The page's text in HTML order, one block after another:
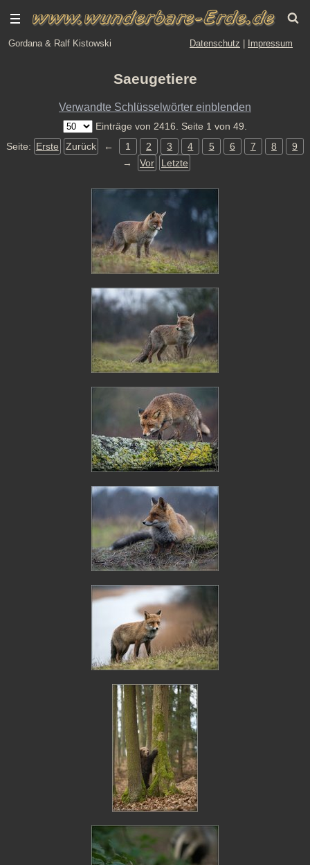
Gordana & Ralf Kistowski Datenschutz Impressum
Saeugetiere
Verwandte Schlüsselwörter einblenden
Einträge von 2416. Seite 1 von 49.
Seite: Erste Zurück ← 1 2 3 4 5 6 7 8
9
→
Vor Letzte